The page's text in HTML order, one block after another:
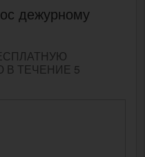
дежурному
В ТЕЧЕНИЕ 5